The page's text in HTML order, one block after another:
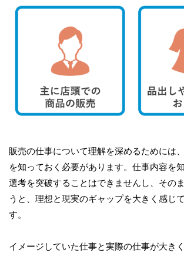
販売の仕事について理解を深めるためには
を知っておく必要があります。仕事内容を
選考を突破することはできませんし、その
うと、理想と現実のギャップを大きく感じ
す。
イメージしていた仕事と実際の仕事が大き